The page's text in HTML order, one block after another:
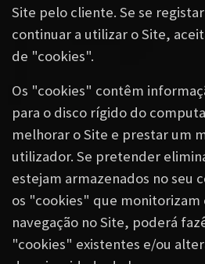
Site pelo cliente. Se se
continuar a utilizar o Site,
de "cookies".
Os "cookies" contêm
para o disco rígido do
melhorar o Site e prestar um
utilizador. Se pretender
estejam armazenados no seu
os "cookies" que monitorizam
navegação no Site, poderá
"cookies" existentes e/ou